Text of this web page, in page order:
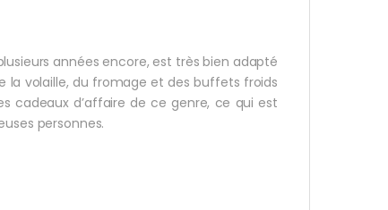
années encore, est très bien adapté
la volaille, du fromage et des buffets froids
cadeaux d’affaire de ce genre, ce qui est
personnes.